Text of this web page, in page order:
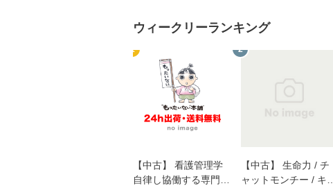
ウィークリーランキング
1
【中古】 看護管理学
自律し協働する専門職
2
【中古】 生命力 / チ
ャットモンチー / キュ